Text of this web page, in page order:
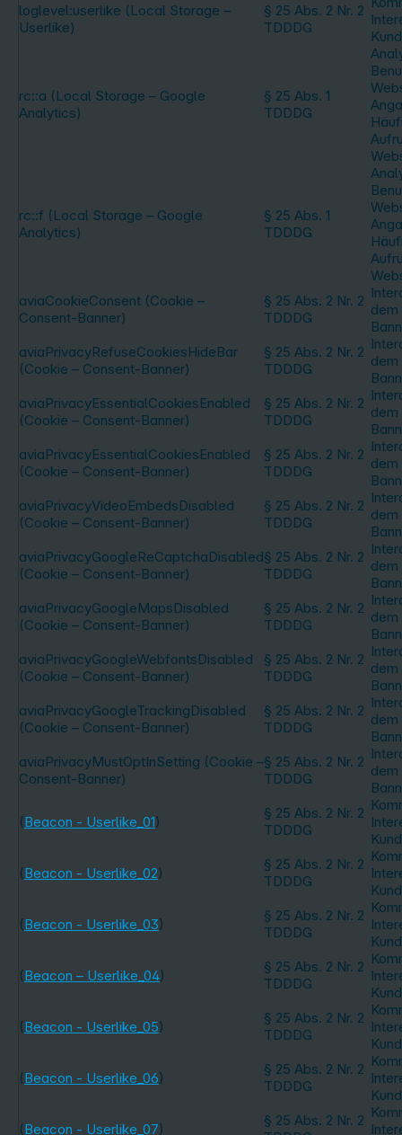
loglevel:userlike (Local Storage –
Userlike)
§ 25 Abs. 2 Nr. 2
TDDDG
rc::a (Local Storage – Google
Analytics)
§ 25 Abs. 1
TDDDG
rc::f (Local Storage – Google
Analytics)
§ 25 Abs. 1
TDDDG
aviaCookieConsent (Cookie –
Consent-Banner)
§ 25 Abs. 2 Nr. 2
TDDDG
aviaPrivacyRefuseCookiesHideBar
(Cookie – Consent-Banner)
§ 25 Abs. 2 Nr. 2
TDDDG
aviaPrivacyEssentialCookiesEnabled
(Cookie – Consent-Banner)
§ 25 Abs. 2 Nr. 2
TDDDG
aviaPrivacyEssentialCookiesEnabled
(Cookie – Consent-Banner)
§ 25 Abs. 2 Nr. 2
TDDDG
aviaPrivacyVideoEmbedsDisabled
(Cookie – Consent-Banner)
§ 25 Abs. 2 Nr. 2
TDDDG
aviaPrivacyGoogleReCaptchaDisabled
(Cookie – Consent-Banner)
§ 25 Abs. 2 Nr. 2
TDDDG
aviaPrivacyGoogleMapsDisabled
(Cookie – Consent-Banner)
§ 25 Abs. 2 Nr. 2
TDDDG
aviaPrivacyGoogleWebfontsDisabled
(Cookie – Consent-Banner)
§ 25 Abs. 2 Nr. 2
TDDDG
aviaPrivacyGoogleTrackingDisabled
(Cookie – Consent-Banner)
§ 25 Abs. 2 Nr. 2
TDDDG
aviaPrivacyMustOptInSetting (Cookie –
Consent-Banner)
§ 25 Abs. 2 Nr. 2
TDDDG
(Beacon - Userlike_01)
§ 25 Abs. 2 Nr. 2
TDDDG
(Beacon - Userlike_02)
§ 25 Abs. 2 Nr. 2
TDDDG
(Beacon - Userlike_03)
§ 25 Abs. 2 Nr. 2
TDDDG
(Beacon – Userlike_04)
§ 25 Abs. 2 Nr. 2
TDDDG
(Beacon - Userlike_05)
§ 25 Abs. 2 Nr. 2
TDDDG
(Beacon - Userlike_06)
§ 25 Abs. 2 Nr. 2
TDDDG
(Beacon - Userlike_07)
§ 25 Abs. 2 Nr. 2